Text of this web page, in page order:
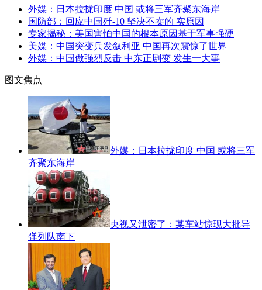
外媒：日本拉拢印度 中国 或将三军齐聚东海岸
国防部：回应中国歼-10 坚决不卖的 实原因
专家揭秘：美国害怕中国的根本原因基于军事强硬
美媒：中国突变兵发叙利亚 中国再次震惊了世界
外媒：中国做强烈反击 中东正剧变 发生一大事
图文焦点
外媒：日本拉拢印度 中国 或将三军
齐聚东海岸
央视又泄密了：某车站惊现大批导
弹列队南下